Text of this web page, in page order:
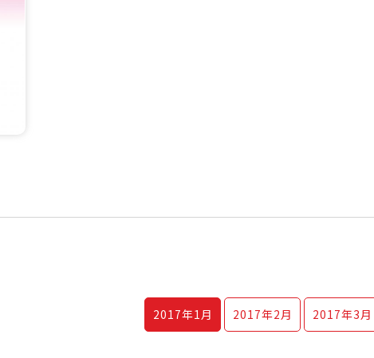
2017年1月 2017年2月 2017年3月